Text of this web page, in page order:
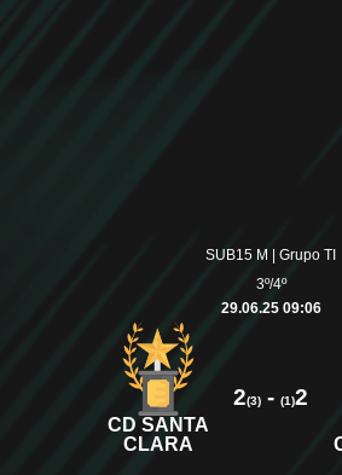
SUB15 M | Grupo TI
3º/4º
29.06.25 09:06
CD SANTA
CLARA
2(3) - (1)2